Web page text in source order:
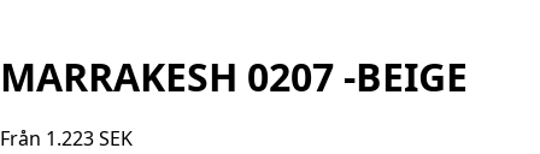
MARRAKESH 0207 -BEIGE
Från 1.223SEK